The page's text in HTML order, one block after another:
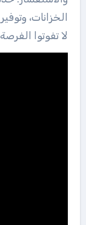
الخزانات،
لا تفوتوا